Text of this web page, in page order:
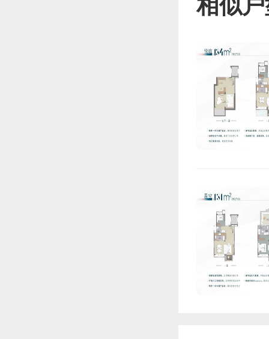
相似